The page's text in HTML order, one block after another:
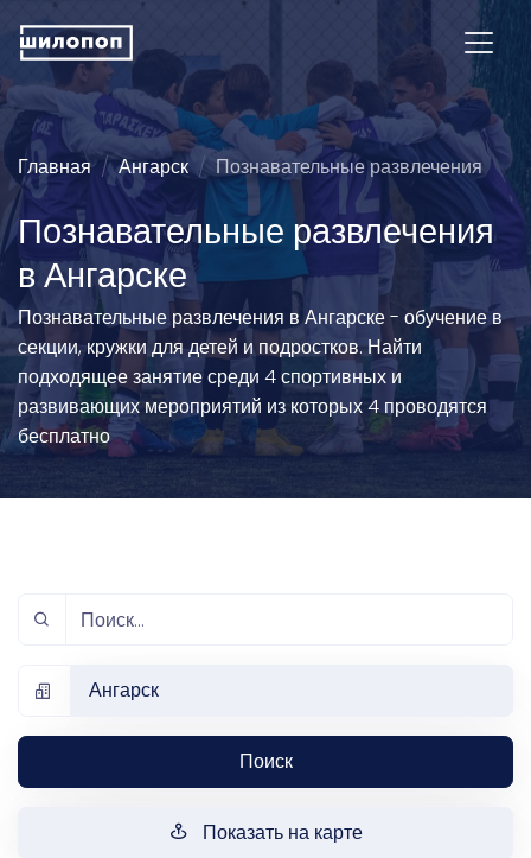
Главная Ангарск Познавательные развлечения
Познавательные развлечения
в Ангарске
Познавательные развлечения в Ангарске - обучение в
секции, кружки для детей и подростков. Найти
подходящее занятие среди 4 спортивных и
развивающих мероприятий из которых 4 проводятся
бесплатно
Ангарск
Поиск
Показать на карте